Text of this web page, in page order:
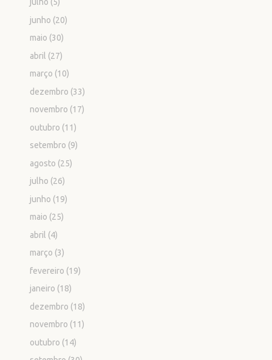
julho (5)
junho (20)
maio (30)
abril (27)
março (10)
dezembro (33)
novembro (17)
outubro (11)
setembro (9)
agosto (25)
julho (26)
junho (19)
maio (25)
abril (4)
março (3)
fevereiro (19)
janeiro (18)
dezembro (18)
novembro (11)
outubro (14)